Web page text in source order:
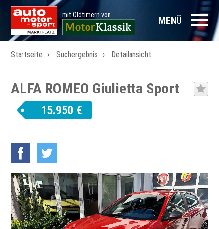
mit Oldtimern von MENÜ
Startseite Suchergebnis Detailansicht
ALFA ROMEO Giulietta Sport
15.950 €